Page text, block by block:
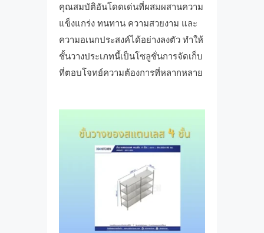
คุณสมบัติอันโดดเด่นที่ผสมผสานความ
แข็งแกร่ง ทนทาน ความสวยงาม และ
ความอเนกประสงค์ได้อย่างลงตัว ทำให้
ชั้นวางประเภทนี้เป็นโซลูชั่นการจัดเก็บ
ที่ตอบโจทย์ความต้องการที่หลากหลาย